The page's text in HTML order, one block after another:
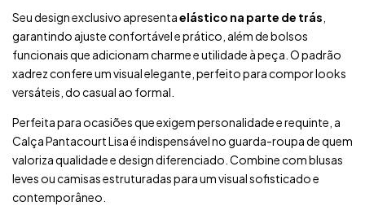
Seu design exclusivo apresentaelástico na parte de trás
garantindo ajuste confortável e prático, além de bolsos
funcionais que adicionam charme e utilidade à peça. O padrão
xadrez confere um visual elegante, perfeito para compor looks
versáteis, do casual ao formal.
Perfeita para ocasiões que exigem personalidade e requinte, a
Calça Pantacourt Lisa é indispensável no guarda-roupa de quem
valoriza qualidade e design diferenciado. Combine com blusas
leves ou camisas estruturadas para um visual sofisticado e
contemporâneo.